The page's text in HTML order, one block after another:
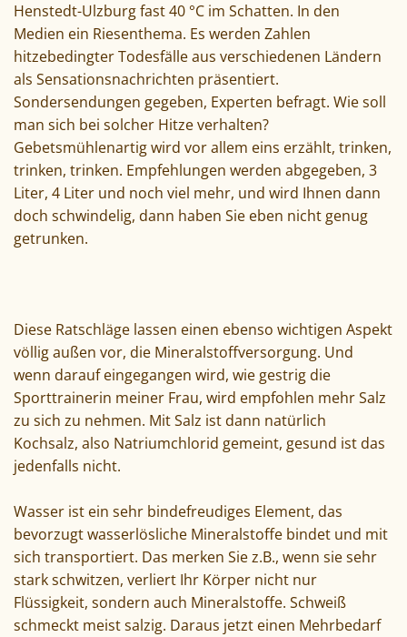
Henstedt-Ulzburg fast 40 °C im Schatten. In den
Medien ein Riesenthema. Es werden Zahlen
hitzebedingter Todesfälle aus verschiedenen Ländern
als Sensationsnachrichten präsentiert.
Sondersendungen gegeben, Experten befragt. Wie soll
man sich bei solcher Hitze verhalten?
Gebetsmühlenartig wird vor allem eins erzählt, trinken,
trinken, trinken. Empfehlungen werden abgegeben, 3
Liter, 4 Liter und noch viel mehr, und wird Ihnen dann
doch schwindelig, dann haben Sie eben nicht genug
getrunken.
Diese Ratschläge lassen einen ebenso wichtigen Aspekt
völlig außen vor, die Mineralstoffversorgung. Und
wenn darauf eingegangen wird, wie gestrig die
Sporttrainerin meiner Frau, wird empfohlen mehr Salz
zu sich zu nehmen. Mit Salz ist dann natürlich
Kochsalz, also Natriumchlorid gemeint, gesund ist das
jedenfalls nicht.
Wasser ist ein sehr bindefreudiges Element, das
bevorzugt wasserlösliche Mineralstoffe bindet und mit
sich transportiert. Das merken Sie z.B., wenn sie sehr
stark schwitzen, verliert Ihr Körper nicht nur
Flüssigkeit, sondern auch Mineralstoffe. Schweiß
schmeckt meist salzig. Daraus jetzt einen Mehrbedarf